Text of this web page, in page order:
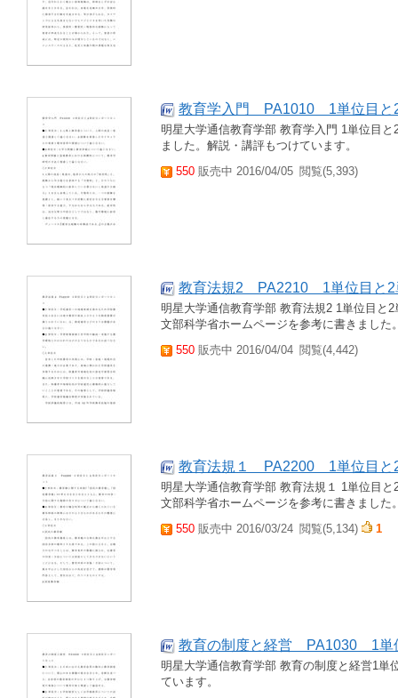
教育学入門 PA1010 1単位目と
明星大学通信教育学部 教育学入門 1単位目
ました。解説・講評もつけています。
550 販売中 2016/04/05 閲覧(5,393)
教育法規2 PA2210 1単位目と2
明星大学通信教育学部 教育法規2 1単位目と
文部科学省ホームページを参考に書きました
550 販売中 2016/04/04 閲覧(4,442)
教育法規１ PA2200 1単位目と
明星大学通信教育学部 教育法規１ 1単位目
文部科学省ホームページを参考に書きました
550 販売中 2016/03/24 閲覧(5,134) 1
教育の制度と経営 PA1030 1単
明星大学通信教育学部 教育の制度と経営1単
ています。